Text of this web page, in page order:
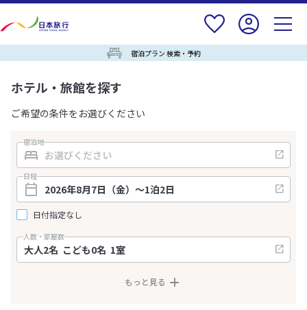
宿泊プラン 検索・予約
ホテル・旅館を探す
ご希望の条件をお選びください
宿泊地
日程
日付指定なし
人数・部屋数
もっと見る